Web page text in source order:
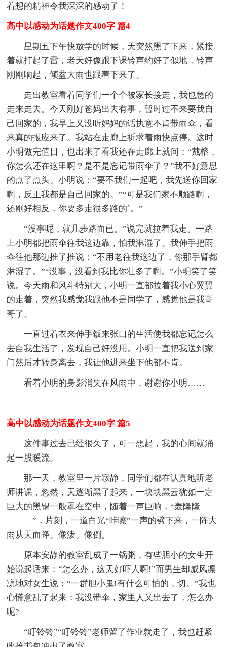
着想的精神令我深深的感动了！
高中以感动为话题作文400字 篇4
星期五下午快放学的时候，天突然黑了下来，紧接
着就打起了雷，老天好像跟下课铃声约好了似地，铃声
刚刚响起，倾盆大雨也跟着下来了。
走出教室看着同学们一个个被家长接走，我也急的
走来走去。今天刚好爸妈出去有事，暂时过不来要我自
己回家的，我早上又没听妈妈的话执意不肯带雨伞，看
来真的报应来了。我站在走廊上祈求着雨快点停。这时
小明做完值日，也出来了看我还在走廊上就问：“戴榕，
你怎么还在这里啊？是不是忘记带雨伞了？”我不好意思
的点了点头。小明说：“要不我们一起吧，我先送你回家
啊，反正我都是自己回家的。”“可是我们家不顺路啊，
还刚好相反，你要多走很多路的`。”
“没事呢，就几步路而已。”说完就拉着我走。一路
上小明都把雨伞往我这边靠，怕我淋湿了。我伸手把雨
伞往他那边推了推说：“不用老往我这边了，你那手臂都
淋湿了。”“没事，没看到我比你壮多了啊。”小明笑了笑
说。今天雨和风斗特别大，小明一直都拉着我小心翼翼
的走着，突然我感觉我跟他不是同学了，感觉他是我哥
哥了。
一直过着衣来伸手饭来张口的生活使我都忘记怎么
去自我生活了，发现自己好没用。小明一直把我送到家
门然后才转身离去，我让他进来坐下他都不肯。
看着小明的身影消失在风雨中，谢谢你小明……
高中以感动为话题作文400字 篇5
这件事过去已经很久了，可一想起，我的心间就涌
起一股暖流。
那一天，教室里一片寂静，同学们都在认真地听老
师讲课，忽然，天逐渐黑了起来，一块块黑云犹如一定
巨大的黑锅一般罩在空中，随着一声巨响，“轰隆隆
———”，片刻，一道白光“咔嚓”一声的劈下来，一阵大
雨从天而降。像泼。像倒。
原本安静的教室乱成了一锅粥，有些胆小的女生开
始说起话来：“怎么办，这天好吓人啊!”而男生却威风凛
凛地对女生说：“一群胆小鬼!有什么可怕的，切。”我也
心慌意乱了起来：我没带伞，家里人又出去了，怎么办
呢?
“叮铃铃”“叮铃铃”老师留了作业就走了，我也赶紧